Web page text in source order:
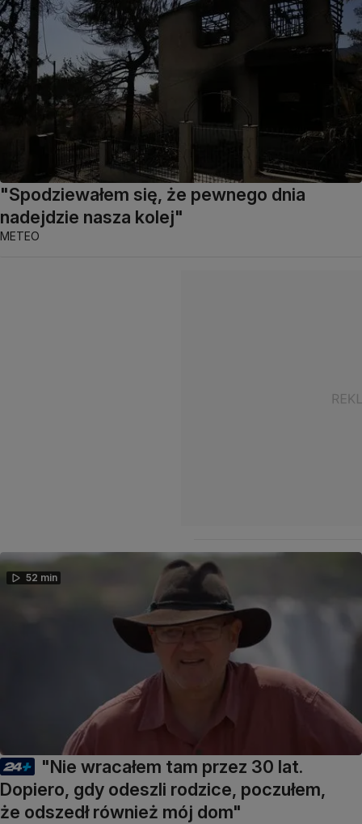
"Spodziewałem się, że pewnego dnia
nadejdzie nasza kolej"
METEO
52 min
"Nie wracałem tam przez 30 lat.
Dopiero, gdy odeszli rodzice, poczułem,
że odszedł również mój dom"